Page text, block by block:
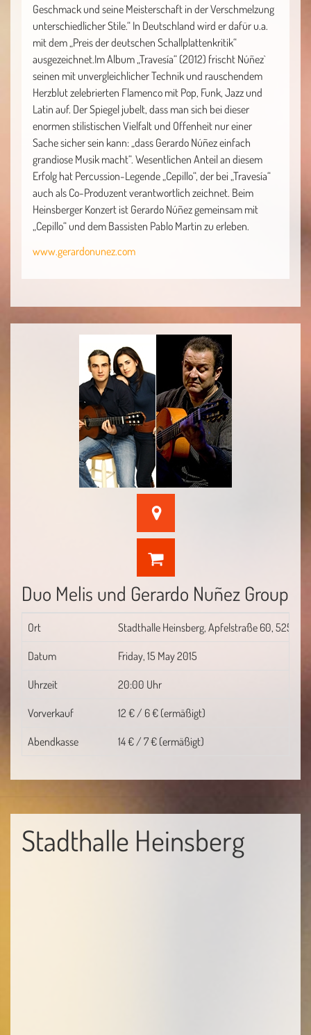
Geschmack und seine Meisterschaft in der Verschmelzung
unterschiedlicher Stile.“ In Deutschland wird er dafür u.a.
mit dem „Preis der deutschen Schallplattenkritik“
ausgezeichnet.Im Album „Travesía“ (2012) frischt Núñez`
seinen mit unvergleichlicher Technik und rauschendem
Herzblut zelebrierten Flamenco mit Pop, Funk, Jazz und
Latin auf. Der Spiegel jubelt, dass man sich bei dieser
enormen stilistischen Vielfalt und Offenheit nur einer
Sache sicher sein kann: „dass Gerardo Núñez einfach
grandiose Musik macht“. Wesentlichen Anteil an diesem
Erfolg hat Percussion-Legende „Cepillo“, der bei „Travesía“
auch als Co-Produzent verantwortlich zeichnet. Beim
Heinsberger Konzert ist Gerardo Núñez gemeinsam mit
„Cepillo“ und dem Bassisten Pablo Martin zu erleben.
www.gerardonunez.com
Duo Melis und Gerardo Nuñez Group
Ort Stadthalle Heinsberg, Apfelstraße 60, 52525
Datum Friday, 15 May 2015
Uhrzeit 20:00 Uhr
Vorverkauf 12 € / 6 € (ermäßigt)
Abendkasse 14 € / 7 € (ermäßigt)
Stadthalle Heinsberg